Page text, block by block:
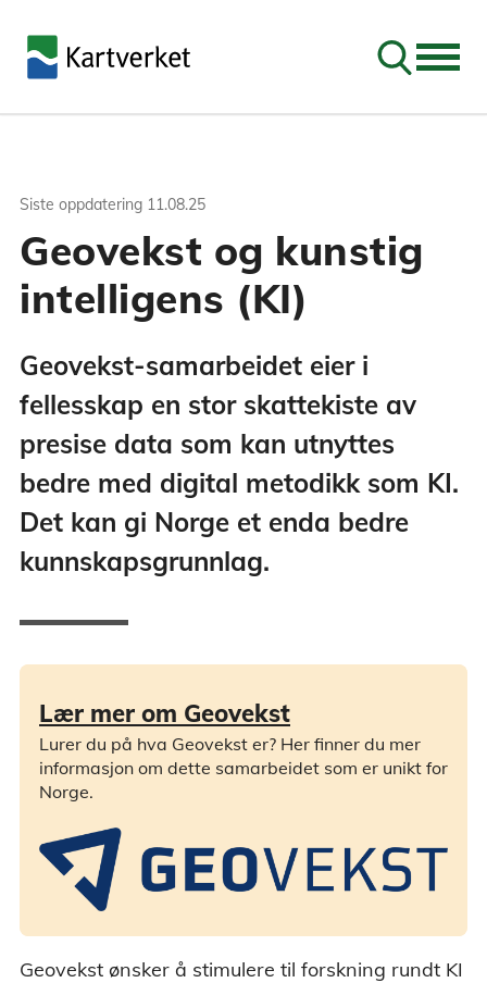
Søk
Siste oppdatering 11.08.25
Geovekst og kunstig
intelligens (KI)
Geovekst-samarbeidet eier i
fellesskap en stor skattekiste av
presise data som kan utnyttes
bedre med digital metodikk som KI.
Det kan gi Norge et enda bedre
kunnskapsgrunnlag.
Lær mer om Geovekst
Lurer du på hva Geovekst er? Her finner du mer
informasjon om dette samarbeidet som er unikt for
Norge.
Geovekst ønsker å stimulere til forskning rundt KI